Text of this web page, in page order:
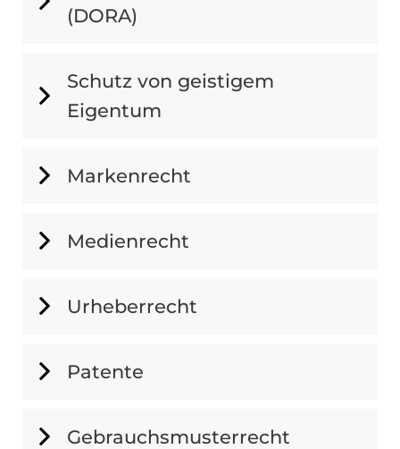
(DORA)
Schutz von geistigem
Eigentum
Markenrecht
Medienrecht
Urheberrecht
Patente
Gebrauchsmusterrecht